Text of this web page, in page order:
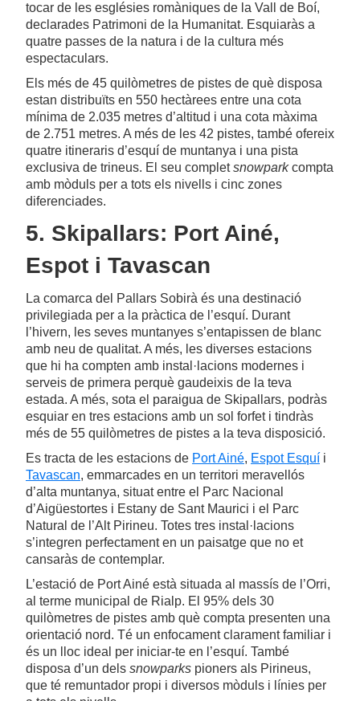
tocar de les esglésies romàniques de la Vall de Boí,
declarades Patrimoni de la Humanitat. Esquiaràs a
quatre passes de la natura i de la cultura més
espectaculars.
Els més de 45 quilòmetres de pistes de què disposa
estan distribuïts en 550 hectàrees entre una cota
mínima de 2.035 metres d’altitud i una cota màxima
de 2.751 metres. A més de les 42 pistes, també ofereix
quatre itineraris d’esquí de muntanya i una pista
exclusiva de trineus. El seu completsnowparkcompta
amb mòduls per a tots els nivells i cinc zones
diferenciades.
5. Skipallars: Port Ainé,
Espot i Tavascan
La comarca del Pallars Sobirà és una destinació
privilegiada per a la pràctica de l’esquí. Durant
l’hivern, les seves muntanyes s’entapissen de blanc
amb neu de qualitat. A més, les diverses estacions
que hi ha compten amb instal·lacions modernes i
serveis de primera perquè gaudeixis de la teva
estada. A més, sota el paraigua de Skipallars, podràs
esquiar en tres estacions amb un sol forfet i tindràs
més de 55 quilòmetres de pistes a la teva disposició.
Es tracta de les estacions de Port Ainé, Espot Esquí i
Tavascan, emmarcades en un territori meravellós
d’alta muntanya, situat entre el Parc Nacional
d’Aigüestortes i Estany de Sant Maurici i el Parc
Natural de l’Alt Pirineu. Totes tres instal·lacions
s’integren perfectament en un paisatge que no et
cansaràs de contemplar.
L’estació de Port Ainé està situada al massís de l’Orri,
al terme municipal de Rialp. El 95% dels 30
quilòmetres de pistes amb què compta presenten una
orientació nord. Té un enfocament clarament familiar i
és un lloc ideal per iniciar-te en l’esquí. També
disposa d’un dels snowparks pioners als Pirineus,
que té remuntador propi i diversos mòduls i línies per